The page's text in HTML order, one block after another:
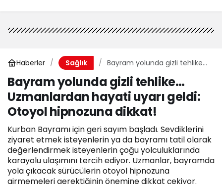
Haberler Sağlık
Bayram yolunda gizli tehlike…
geldi: Otoyol hipnozuna
dikkat!
Bayram yolunda gizli tehlike…
Uzmanlardan hayati uyarı geldi:
Otoyol hipnozuna dikkat!
Kurban Bayramı için geri sayım başladı. Sevdiklerini
ziyaret etmek isteyenlerin ya da bayramı tatil olarak
değerlendirmek isteyenlerin çoğu yolculuklarında
karayolu ulaşımını tercih ediyor. Uzmanlar, bayramda
yola çıkacak sürücülerin otoyol hipnozuna
girmemeleri gerektiğinin önemine dikkat çekiyor.